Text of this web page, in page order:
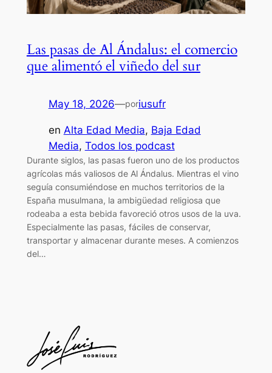
Las pasas de Al Ándalus: el comercio
que alimentó el viñedo del sur
May 18, 2026—poriusufr
en Alta Edad Media, Baja Edad
Media, Todos los podcast
Durante siglos, las pasas fueron uno de los productos
agrícolas más valiosos de Al Ándalus. Mientras el vino
seguía consumiéndose en muchos territorios de la
España musulmana, la ambigüedad religiosa que
rodeaba a esta bebida favoreció otros usos de la uva.
Especialmente las pasas, fáciles de conservar,
transportar y almacenar durante meses. A comienzos
del…